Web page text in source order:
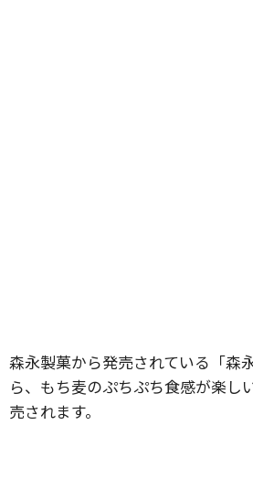
森永製菓から発売されている「森
ら、もち麦のぷちぷち食感が楽し
売されます。